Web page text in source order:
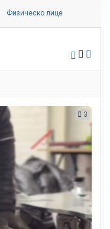
Физическо лице
3